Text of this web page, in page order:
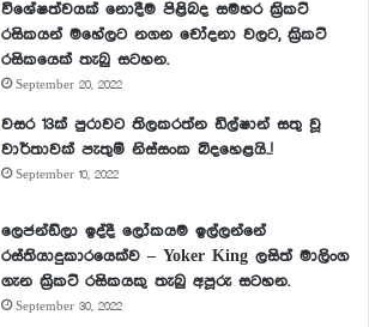
විශේෂත්වයක් නොදීම පිළිබද සමහර ක්‍රිකට්
රසිකයන් මහේලට නගන චෝදනා වලට, ක්‍රිකට්
රසිකයෙක් තැබු සටහන.
September 20, 2022
වසර 13ක් පුරාවට තිලකරත්න ඩිල්ෂාන් සතු වූ
වාර්තාවක් පැතුම් නිස්සංක බිදහෙළයි..!
September 10, 2022
ලෙජන්ඩ්ලා ඉද්දී ලෝකයම ඉල්ලන්නේ
රස්තියාදුකාරයෙක්ව – Yoker King ලසිත් මාලිංග
ගැන ක්‍රිකට් රසිකයකු තැබු අපූරු සටහන.
September 30, 2022